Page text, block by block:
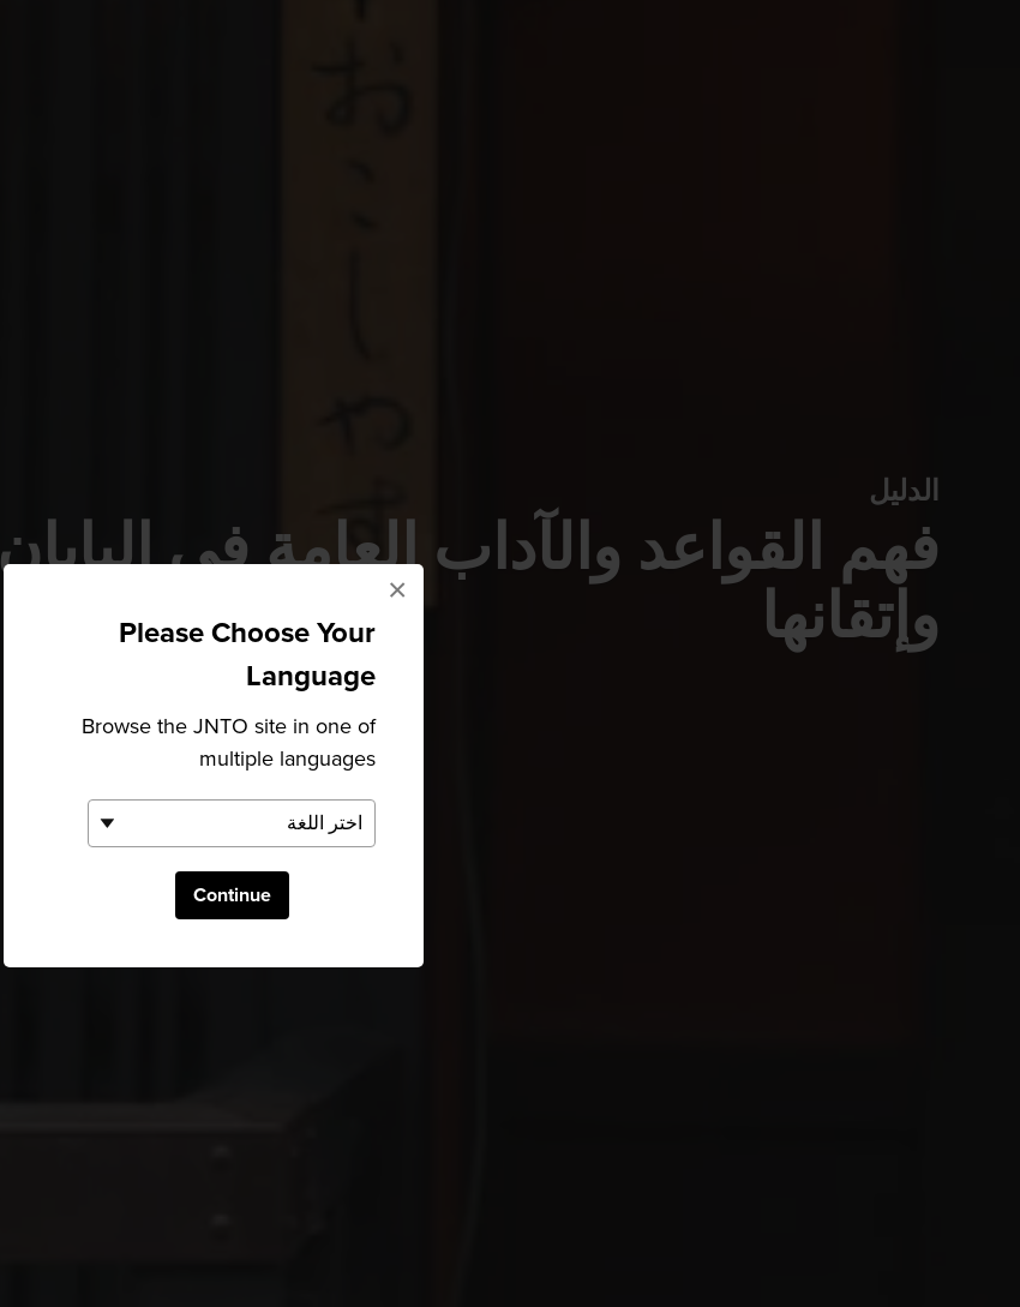
Please Choose Your
Language
Browse the JNTO site in one of
multiple languages
Continue
×
الدليل
فهم القواعد والآداب العامة في اليابان
وإتقانها